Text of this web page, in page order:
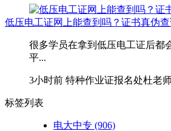
低压电工证网上能查到吗？证书真伪
很多学员在拿到低压电工证后都
平...
3小时前 特种作业证报名处杜老
标签列表
电大中专 (906)